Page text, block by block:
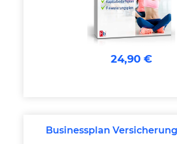
24,90 €
Businessplan